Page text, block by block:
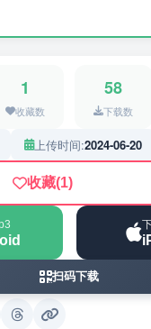
1
收藏数
58
下载数
上传时间:2024-06-20
收藏(1)
扫码下载